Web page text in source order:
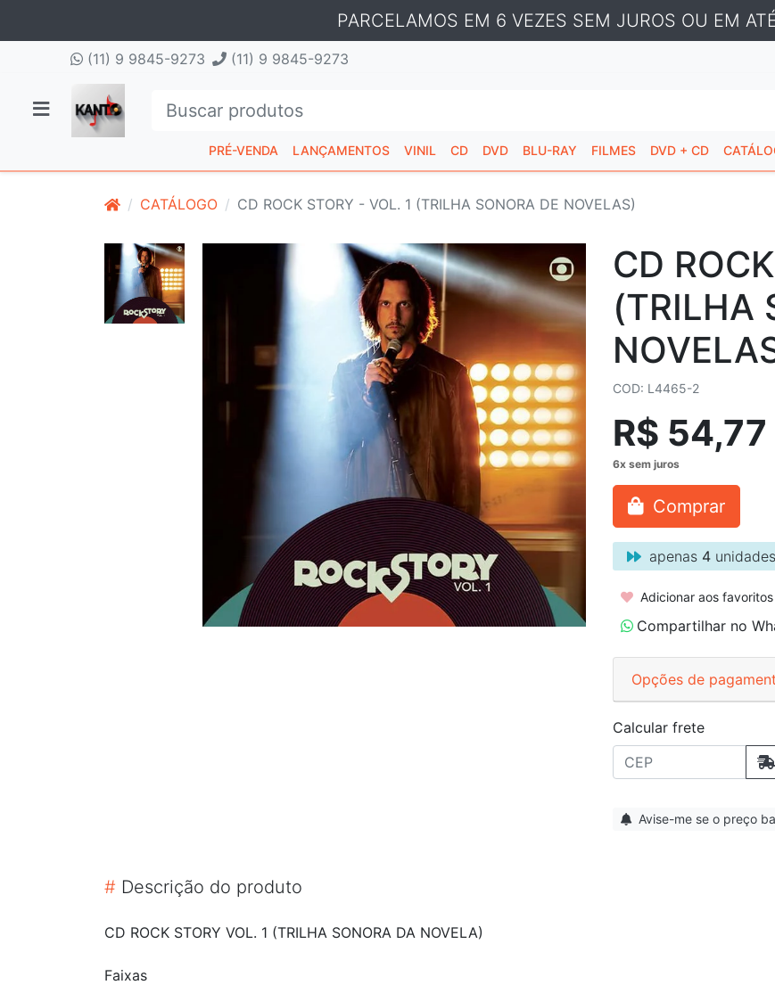
PARCELAMOS EM 6 VEZES SEM JUROS OU EM
(11) 9 9845-9273 (11) 9 9845-9273
PRÉ-VENDA LANÇAMENTOS VINIL CD DVD BLU-RAY FILMES DVD + CD
CATÁLOGO CD ROCK STORY - VOL. 1 (TRILHA SONORA DE NOVELAS)
CD
(TRILHA
COD: L4465-2
R$ 54,77
Comprar
apenas 4
Adicionar aos favoritos
Compartilhar no
Opções de
Calcular frete
Avise-me se o preço
# Descrição do produto
CD ROCK STORY VOL. 1 (TRILHA SONORA DA NOVELA)
Faixas